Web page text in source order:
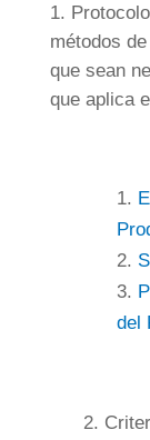
métodos
que sean
que aplica
1.
2.
3.
del
2.